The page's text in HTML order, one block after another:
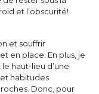
et l’obscurité!
et souffrir
en place. En plus, je
haut-lieu d’une
habitudes
Donc, pour